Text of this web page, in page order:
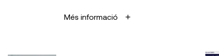
Més informació